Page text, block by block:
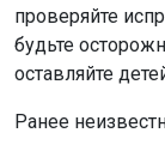
проверяйте
будьте
оставляйте
Ранее